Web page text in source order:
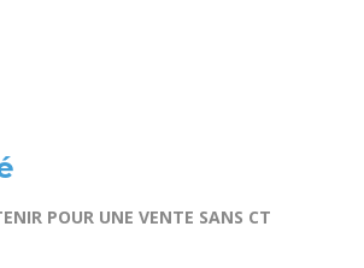
POUR UNE VENTE SANS CT